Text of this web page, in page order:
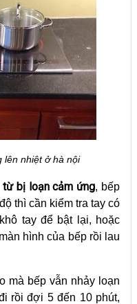
lên nhiệt ở hà nội
từ bị loạn cảm ứng, bếp
thì cần kiểm tra tay có
tay để bật lại, hoặc
hình của bếp rồi lau
mà bếp vẫn nhảy loạn
rồi đợi 5 đến 10 phút,